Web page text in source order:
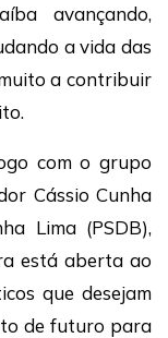
avançando,
a vida das
a contribuir
com o grupo
Cássio Cunha
Lima (PSDB),
está aberta ao
que desejam
de futuro para